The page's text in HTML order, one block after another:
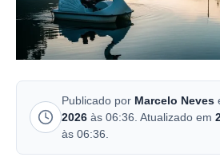
Publicado por Marcelo Neves
2026 às 06:36. Atualizado em
às 06:36.